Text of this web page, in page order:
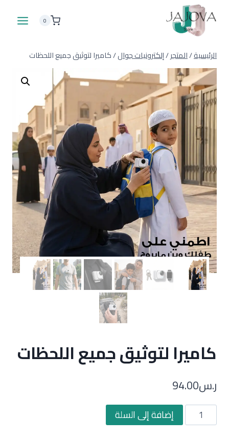
المحتوى
0
الرئيسية/المتجر/إلكترونيات جوال/كاميرا لتوثيق جميع اللحظات
كاميرا لتوثيق جميع اللحظات
ر.س94.00
كمية
كاميرا
إضافة إلى السلة